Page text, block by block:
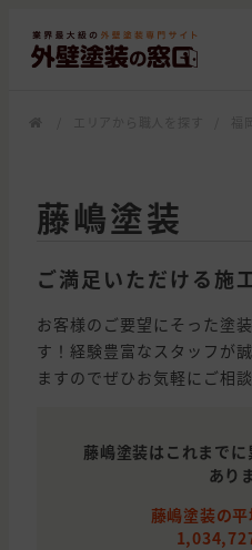
藤嶋塗装
ご満足いただける施
お客様のご要望にそった塗
す！経験豊富なスタッフが
ますのでぜひお気軽にご相
藤嶋塗装はこれまで
あり
藤嶋塗装の